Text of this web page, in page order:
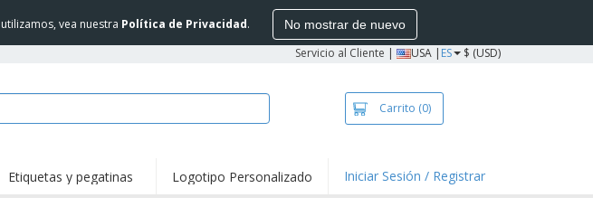
vea nuestra Política de Privacidad. No mostrar de nuevo
Servicio al Cliente | USA | ES $ (USD)
Carrito (0)
Etiquetas y pegatinas Logotipo Personalizado Iniciar Sesión / Registrar